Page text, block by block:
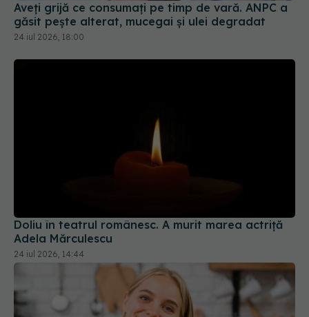
Aveți grijă ce consumați pe timp de vară. ANPC a
găsit pește alterat, mucegai și ulei degradat
24 iul 2026, 18:00
Doliu în teatrul românesc. A murit marea actriță
Adela Mărculescu
24 iul 2026, 14:44